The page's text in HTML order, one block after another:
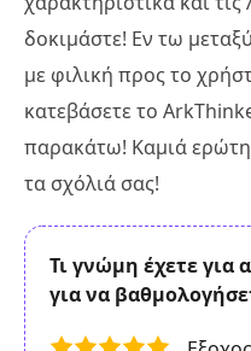
δοκιμάστε! Εν τω
με φιλική προς το
κατεβάσετε το
παρακάτω! Καμιά
τα σχόλιά σας!
Τι γνώμη έχετε για
για να